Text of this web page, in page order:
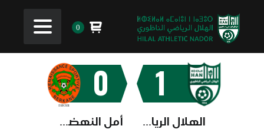
0
1
الهلال الرياضي الناظوري
0
أمل النهضة البركانية